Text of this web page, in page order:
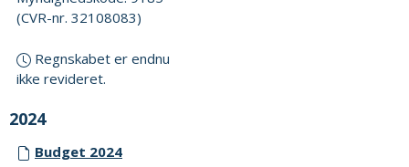
(CVR-nr. 32108083)
Regnskabet er endnu
ikke revideret.
2024
Budget 2024